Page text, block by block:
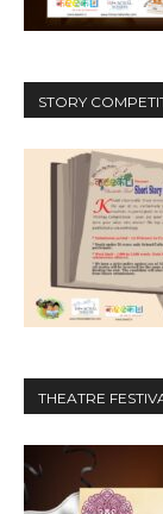
STORY
THEATRE